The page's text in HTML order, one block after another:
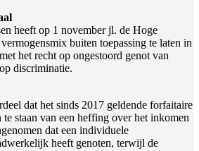
heeft op 1 november jl. de Hoge
buiten toepassing te laten in
het recht op ongestoord genot van
discriminatie.
dat het sinds 2017 geldende forfaitaire
staan van een heffing over het inkomen
dat een individuele
heeft genoten, terwijl de